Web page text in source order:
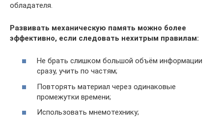
обладателя.
Развивать механическую память можно более
эффективно, если следовать нехитрым правилам:
Не брать слишком большой объём информации
сразу, учить по частям;
Повторять материал через одинаковые
промежутки времени;
Использовать мнемотехнику;